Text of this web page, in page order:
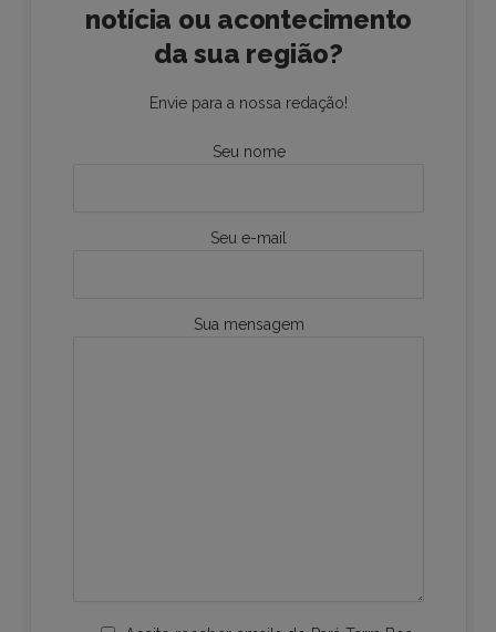
notícia ou acontecimento
da sua região?
Envie para a nossa redação!
Seu nome
Seu e-mail
Sua mensagem